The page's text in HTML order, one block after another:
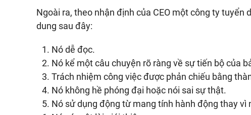
Ngoài ra, theo nhận định của CEO một công ty tuyển
dung sau đây:
Nó dễ đọc.
Nó kể một câu chuyện rõ ràng về sự tiến bộ của
Trách nhiệm công việc được phản chiếu bằng
Nó không hề phóng đại hoặc nói sai sự thật.
Nó sử dụng động từ mang tính hành động thay vì